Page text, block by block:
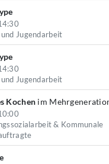
Jugendarbeit
Jugendarbeit
Kochen im
& Kommunale